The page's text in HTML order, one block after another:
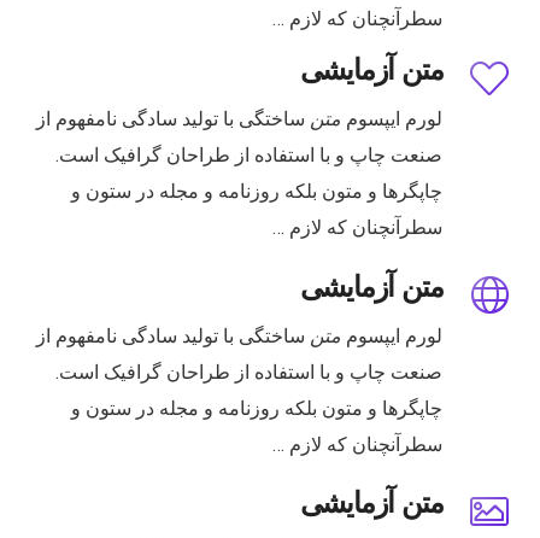
سطرآنچنان که لازم …
متن آزمایشی
لورم ایپسوم متن ساختگی با تولید سادگی نامفهوم از
صنعت چاپ و با استفاده از طراحان گرافیک است.
چاپگرها و متون بلکه روزنامه و مجله در ستون و
سطرآنچنان که لازم …
متن آزمایشی
لورم ایپسوم متن ساختگی با تولید سادگی نامفهوم از
صنعت چاپ و با استفاده از طراحان گرافیک است.
چاپگرها و متون بلکه روزنامه و مجله در ستون و
سطرآنچنان که لازم …
متن آزمایشی